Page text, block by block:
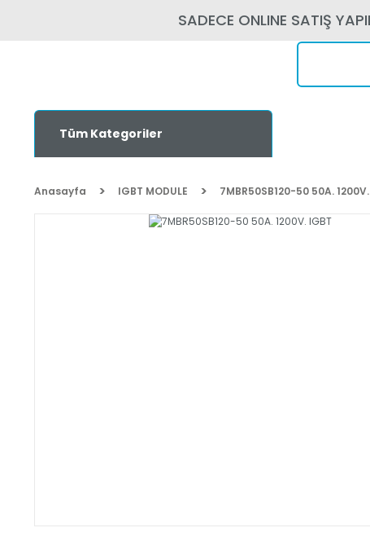
SADECE ONLINE SATIŞ
Tüm Kategoriler
Anasayfa IGBT MODULE 7MBR50SB120-50 50A.